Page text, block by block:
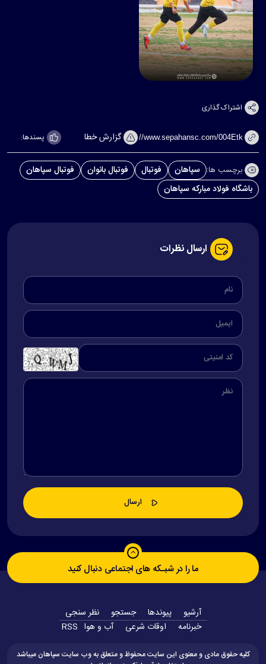
اشتراک گذاری
گزارش خطا پسندها:
برچسب ها: سپاهان فوتبال فوتبال بانوان
فوتبال سپاهان
باشگاه فولاد مبارکه سپاهان
ارسال نظرات
ما را در شبـکه های اجتماعی دنبال کنید
آرشیو پیوندها جستجو
نظر سنجی
‫خبرنامه‬
اوقات شرعی آب و هوا RSS
کلیه حقوق مادی و معنوی این سایت محفوظ و متعلق به وب سایت سپاهان میباشد